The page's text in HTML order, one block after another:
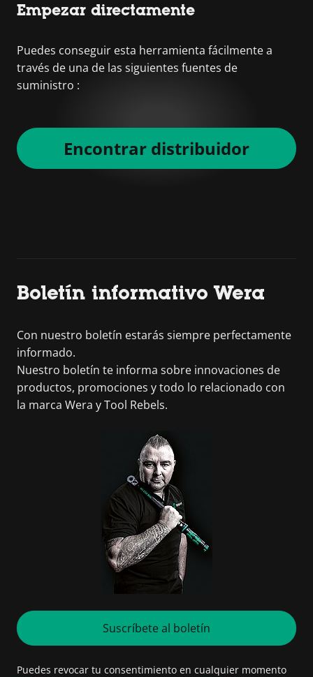
Empezar directamente
Puedes conseguir esta herramienta fácilmente a
través de una de las siguientes fuentes de
suministro :
Encontrar distribuidor
Boletín informativo Wera
Con nuestro boletín estarás siempre perfectamente
informado.
Nuestro boletín te informa sobre innovaciones de
productos, promociones y todo lo relacionado con
la marca Wera y Tool Rebels.
Suscríbete al boletín
Puedes revocar tu consentimiento en cualquier momento